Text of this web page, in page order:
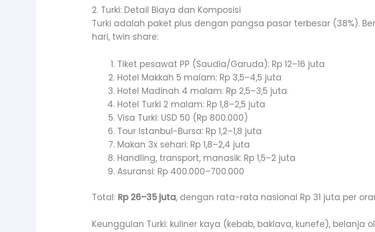
2. Turki: Detail Biaya dan Komposisi
Turki adalah paket plus dengan pangsa pasar terbesar (38%).
hari, twin share:
Tiket pesawat PP (Saudia/Garuda): Rp 12–16 juta
Hotel Makkah 5 malam: Rp 3,5–4,5 juta
Hotel Madinah 4 malam: Rp 2,5–3,5 juta
Hotel Turki 2 malam: Rp 1,8–2,5 juta
Visa Turki: USD 50 (Rp 800.000)
Tour Istanbul-Bursa: Rp 1,2–1,8 juta
Makan 3x sehari: Rp 1,8–2,4 juta
Handling, transport, manasik: Rp 1,5–2 juta
Asuransi: Rp 400.000–700.000
Total: Rp 26–35 juta, dengan rata-rata nasional Rp 31 juta per
Keunggulan Turki: kuliner kaya (kebab, baklava, kunefe), belanja